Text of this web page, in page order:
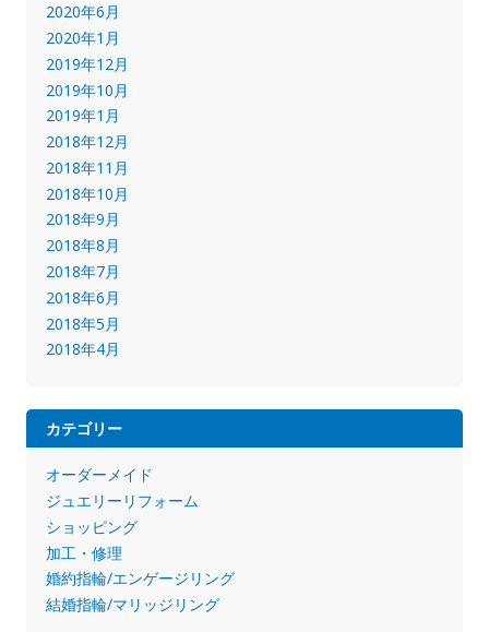
2020年6月
2020年1月
2019年12月
2019年10月
2019年1月
2018年12月
2018年11月
2018年10月
2018年9月
2018年8月
2018年7月
2018年6月
2018年5月
2018年4月
カテゴリー
オーダーメイド
ジュエリーリフォーム
ショッピング
加工・修理
婚約指輪/エンゲージリング
結婚指輪/マリッジリング